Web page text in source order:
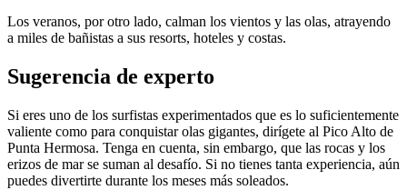
Los veranos, por otro lado, calman los vientos y las olas, atrayendo
a miles de bañistas a sus resorts, hoteles y costas.
Sugerencia de experto
Si eres uno de los surfistas experimentados que es lo suficientemente
valiente como para conquistar olas gigantes, dirígete al Pico Alto de
Punta Hermosa. Tenga en cuenta, sin embargo, que las rocas y los
erizos de mar se suman al desafío. Si no tienes tanta experiencia, aún
puedes divertirte durante los meses más soleados.